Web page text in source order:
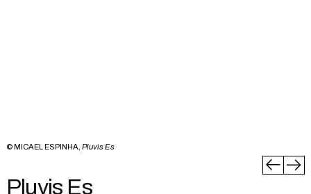
© MICAEL ESPINHA, Pluvis Es
Pluvis Es